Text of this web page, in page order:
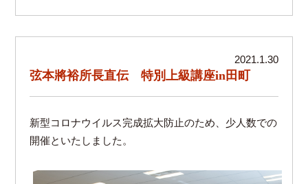
2021.1.30
弦本將裕所長直伝 特別上級講座in田町
新型コロナウイルス完成拡大防止のため、少人数での
開催といたしました。